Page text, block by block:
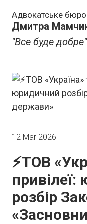
Адвокатське бюро
Дмитра
"Все буде добре"
12 Mar 2026
⚡️ТОВ
розбір